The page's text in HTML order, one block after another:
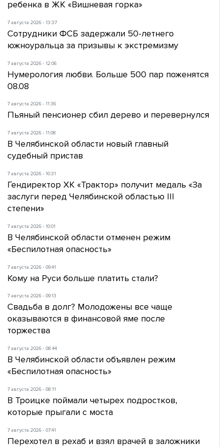
ребенка в ЖК «Вишневая горка»
7 августа 2026 - 13:37
Сотрудники ФСБ задержали 50-летнего
южноуральца за призывы к экстремизму
7 августа 2026 - 12:06
Нумерология любви. Больше 500 пар поженятся
08.08
7 августа 2026 - 11:36
Пьяный пенсионер сбил дерево и перевернулся
7 августа 2026 - 11:08
В Челябинской области новый главный
судебный пристав
7 августа 2026 - 10:31
Гендиректор ХК «Трактор» получит медаль «За
заслуги перед Челябинской областью III
степени»
7 августа 2026 - 10:01
В Челябинской области отменен режим
«Беспилотная опасность»
7 августа 2026 - 09:41
Кому на Руси больше платить стали?
7 августа 2026 - 09:13
Свадьба в долг? Молодожены все чаще
оказываются в финансовой яме после
торжества
7 августа 2026 - 08:44
В Челябинской области объявлен режим
«Беспилотная опасность»
7 августа 2026 - 08:11
В Троицке поймали четырех подростков,
которые прыгали с моста
7 августа 2026 - 07:41
Перехотел в рехаб и взял врачей в заложники